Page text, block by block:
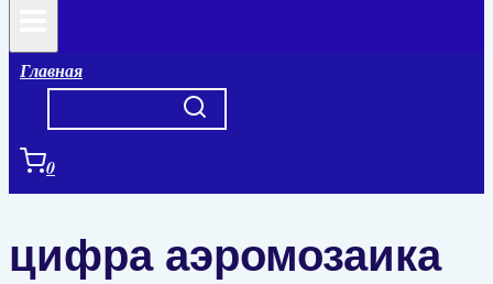
Главная
0
цифра аэромозаика